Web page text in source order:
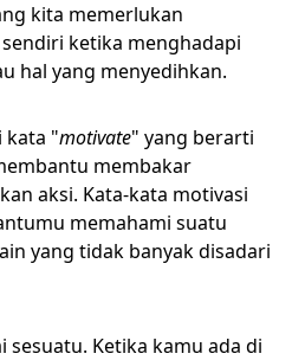
kita memerlukan
ketika menghadapi
hal yang menyedihkan.
kata "motivate" yang berarti
membakar
aksi. Kata-kata motivasi
memahami suatu
yang tidak banyak disadari
sesuatu. Ketika kamu ada di